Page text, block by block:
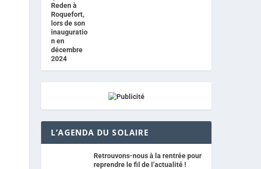
L’AGENDA DU SOLAIRE
Retrouvons-nous à la rentrée pour
reprendre le fil de l’actualité !